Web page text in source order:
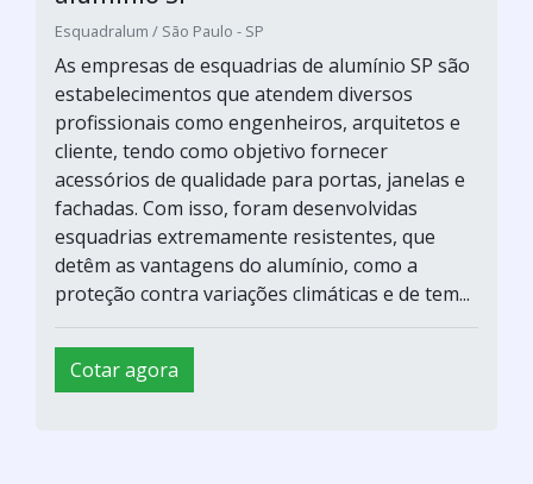
Esquadralum / São Paulo - SP
As empresas de esquadrias de alumínio SP são
estabelecimentos que atendem diversos
profissionais como engenheiros, arquitetos e
cliente, tendo como objetivo fornecer
acessórios de qualidade para portas, janelas e
fachadas. Com isso, foram desenvolvidas
esquadrias extremamente resistentes, que
detêm as vantagens do alumínio, como a
proteção contra variações climáticas e de tem...
Cotar agora